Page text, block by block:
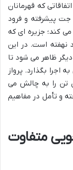
که قهرمانان
جت پیشرفته و فرود
کند؛ جزیره ای که
نهفته است. در این
دیگر ظاهر می شود تا
بگذارد. پرواز
تن را به چالش می
و تأمل در مفاهیم
متفاوت